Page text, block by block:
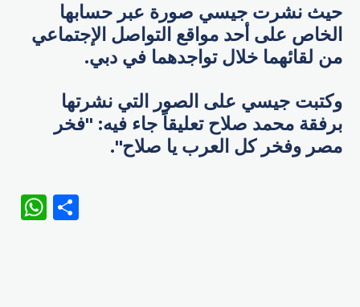
حيث نشرت جيسي صورة عبر حسابها
الخاص على أحد مواقع التواصل الإجتماعي
من لقائهما خلال تواجدهما في دبي.
وكتبت جيسي على الصور التي نشرتها
برفقة محمد صلاح تعليقاً جاء فيه: "فخر
مصر وفخر كل العرب يا صلاح".
WhatsApp